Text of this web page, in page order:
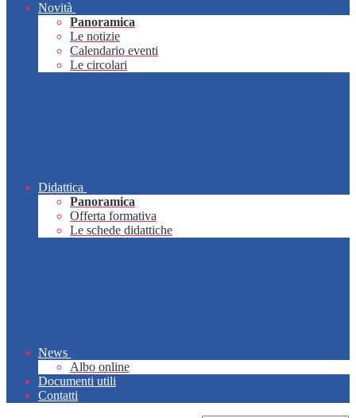
Novità
Panoramica
Le notizie
Calendario eventi
Le circolari
Didattica
Panoramica
Offerta formativa
Le schede didattiche
News
Albo online
Documenti utili
Contatti